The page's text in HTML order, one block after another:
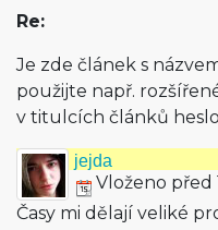
Re:
Je zde článek s
použijte např.
v titulcích článků heslo
jejda
Vloženo před
Časy mi dělají veliké